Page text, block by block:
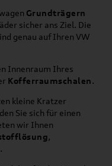
Grundträgern
sicher ans Ziel. Die
genau auf Ihren VW
Innenraum Ihres
Kofferraumschalen.
kleine Kratzer
Sie sich für einen
wir Ihnen
,
.